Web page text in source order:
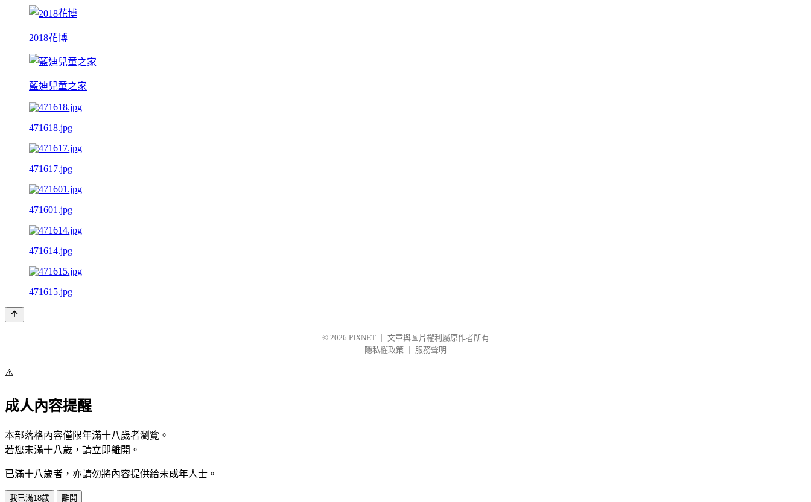
2018花博
藍迪兒童之家
471618.jpg
471617.jpg
471601.jpg
471614.jpg
471615.jpg
© 2026 PIXNET
文章與圖片權利屬原作者所有
隱私權政策
服務聲明
⚠️
成人內容提醒
本部落格內容僅限年滿十八歲者瀏覽。
若您未滿十八歲，請立即離開。
已滿十八歲者，亦請勿將內容提供給未成年人士。
我已滿18歲 離開